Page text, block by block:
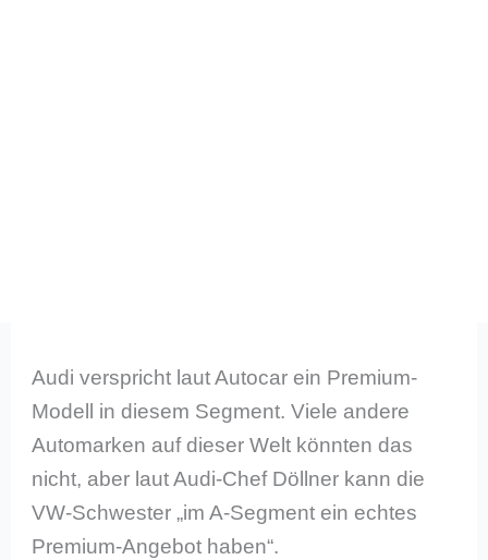
Audi verspricht laut Autocar ein Premium-
Modell in diesem Segment. Viele andere
Automarken auf dieser Welt könnten das
nicht, aber laut Audi-Chef Döllner kann die
VW-Schwester „im A-Segment ein echtes
Premium-Angebot haben“.